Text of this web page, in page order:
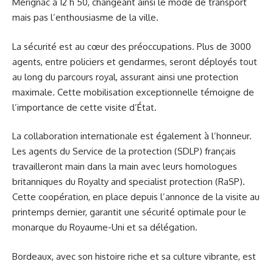
mais pas l’enthousiasme de la ville.
La sécurité est au cœur des préoccupations. Plus de 3000
agents, entre policiers et gendarmes, seront déployés tout
au long du parcours royal, assurant ainsi une protection
maximale. Cette mobilisation exceptionnelle témoigne de
l’importance de cette visite d’État.
La collaboration internationale est également à l’honneur.
Les agents du Service de la protection (SDLP) français
travailleront main dans la main avec leurs homologues
britanniques du Royalty and specialist protection (RaSP).
Cette coopération, en place depuis l’annonce de la visite au
printemps dernier, garantit une sécurité optimale pour le
monarque du Royaume-Uni et sa délégation.
Bordeaux, avec son histoire riche et sa culture vibrante, est